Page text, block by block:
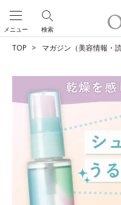
検索
メニュー
TOP マガジン（美容情報・読